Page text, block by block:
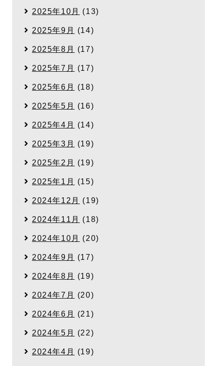
2025年10月 (13)
2025年9月 (14)
2025年8月 (17)
2025年7月 (17)
2025年6月 (18)
2025年5月 (16)
2025年4月 (14)
2025年3月 (19)
2025年2月 (19)
2025年1月 (15)
2024年12月 (19)
2024年11月 (18)
2024年10月 (20)
2024年9月 (17)
2024年8月 (19)
2024年7月 (20)
2024年6月 (21)
2024年5月 (22)
2024年4月 (19)